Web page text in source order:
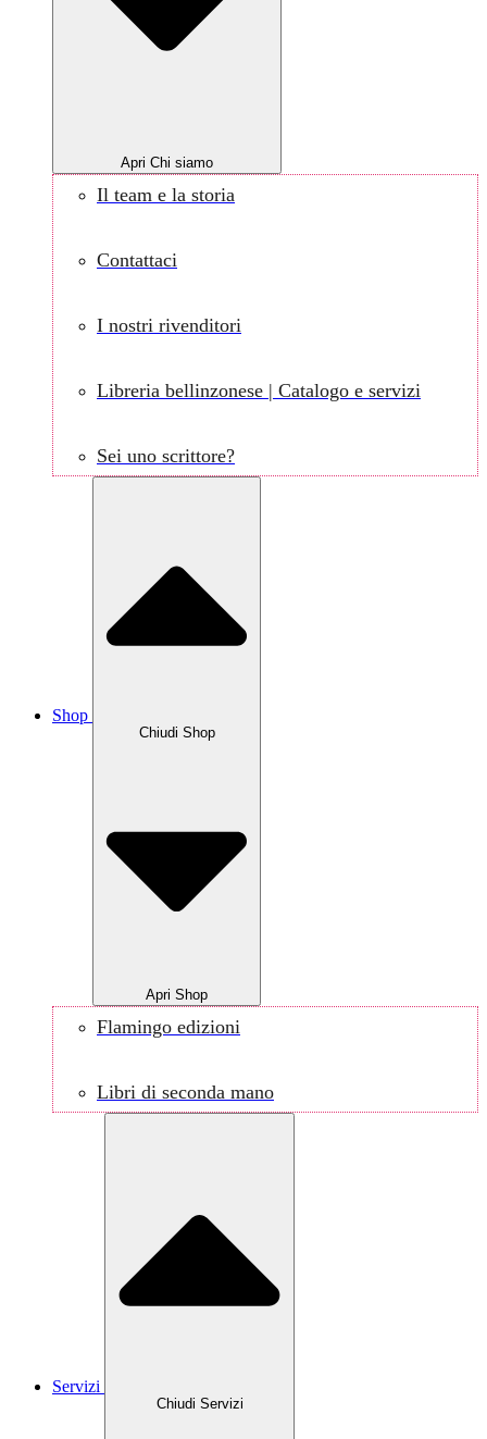
Apri Chi siamo
Il team e la storia
Contattaci
I nostri rivenditori
Libreria bellinzonese | Catalogo e servizi
Sei uno scrittore?
Shop
Chiudi Shop
Apri Shop
Flamingo edizioni
Libri di seconda mano
Servizi
Chiudi Servizi